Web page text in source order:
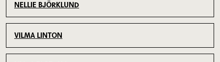
NELLIE BJÖRKLUND
VILMA LINTON